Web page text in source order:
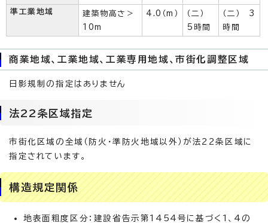
準工業地域
建築物高さ＞
10m
4.0（m）
（二）
5時間
（二） 3
時間
商業地域、工業地域、工業専用地域、市街化調整区域
日影規制の指定はありません
法22条区域指定
市街化区域の全域（防火・準防火地域以外）が法22条区域に
指定されています。
構造規定関係
地表面粗度区分：建設省告示第1454号に基づく1、4の